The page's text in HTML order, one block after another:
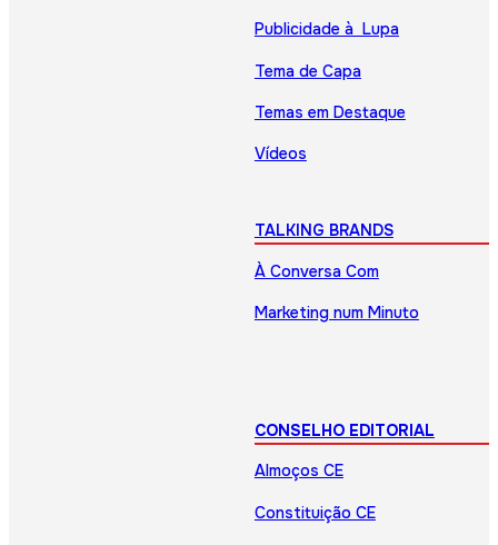
Publicidade à Lupa
Tema de Capa
Temas em Destaque
Vídeos
TALKING BRANDS
À Conversa Com
Marketing num Minuto
CONSELHO EDITORIAL
Almoços CE
Constituição CE